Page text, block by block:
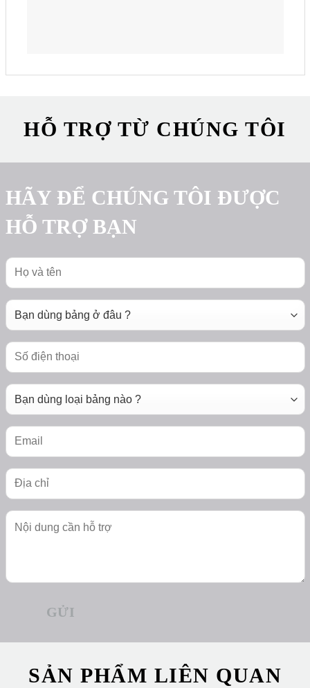
HỖ TRỢ TỪ CHÚNG TÔI
HÃY ĐỂ CHÚNG TÔI ĐƯỢC
HỖ TRỢ BẠN
SẢN PHẨM LIÊN QUAN